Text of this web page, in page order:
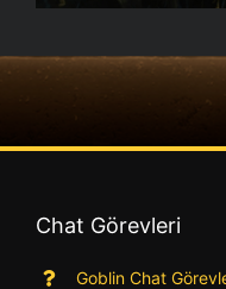
Chat Görevleri
Goblin Chat